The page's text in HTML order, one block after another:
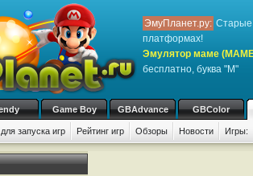
ЭмуПланет.ру: Старые
платформах!
Эмулятор маме
бесплатно, буква "M"
Game Boy GBAdvance GBColor
запуска игр Рейтинг игр Обзоры Новости Игры: